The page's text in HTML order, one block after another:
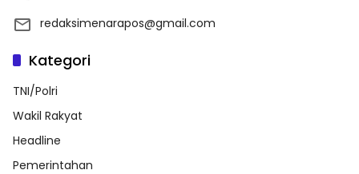
redaksimenarapos@gmail.com
Kategori
TNI/Polri
Wakil Rakyat
Headline
Pemerintahan